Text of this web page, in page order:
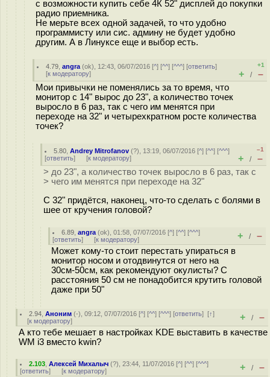
с возможности купить себе 4К 52" дисплей до покупки
радио приемника.
Не мерьте всех одной задачей, то что удобно
программисту или сис. админу не будет удобно
другим. А в Линуксе еще и выбор есть.
4.79 ,angra (ok), 12:43, 06/07/2016 [^] [^^] [^^^] [ответить]
[к модератору]
+1
+ / –
Мои привычки не поменялись за то время, что
монитор с 14" вырос до 23", а количество точек
выросло в 6 раз, так с чего им менятся при
переходе на 32" и четырехкратном росте количества
точек?
5.80 ,Andrey Mitrofanov (?), 13:19, 06/07/2016 [^] [^^] [^^^]
[ответить] [к модератору]
–1
+ / –
> до 23", а количество точек выросло в 6 раз, так с
> чего им менятся при переходе на 32"
С 32" придётся, наконец, что-то сделать с болями в
шее от кручения головой?
6.89 ,angra (ok), 01:58, 07/07/2016 [^] [^^] [^^^]
[ответить] [к модератору] + / –
Может кому-то стоит перестать упираться в
монитор носом и отодвинутся от него на
30см-50см, как рекомендуют окулисты? С
расстояния 50 см не понадобится крутить головой
даже при 50"
2.94 ,Аноним (-), 09:12, 07/07/2016 [^] [^^] [^^^] [ответить][↑]
[к модератору] + / –
А кто тебе мешает в настройках KDE выставить в качестве
WM i3 вместо kwin?
2.103 ,Алексей Михалыч (?), 23:44, 11/07/2016 [^] [^^] [^^^]
[ответить] [к модератору] + / –